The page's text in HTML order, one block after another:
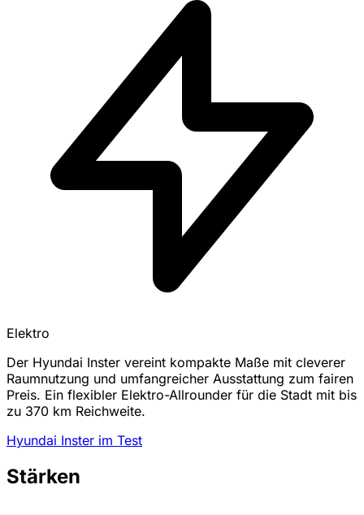
Elektro
Der Hyundai Inster vereint kompakte Maße mit cleverer
Raumnutzung und umfangreicher Ausstattung zum fairen
Preis. Ein flexibler Elektro-Allrounder für die Stadt mit bis
zu 370 km Reichweite.
Hyundai Inster im Test
Stärken